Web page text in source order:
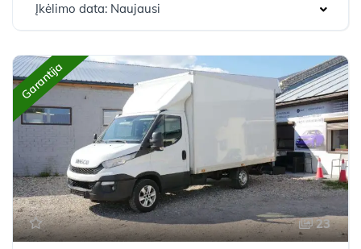
Įkėlimo data: Naujausi
Garantija
23